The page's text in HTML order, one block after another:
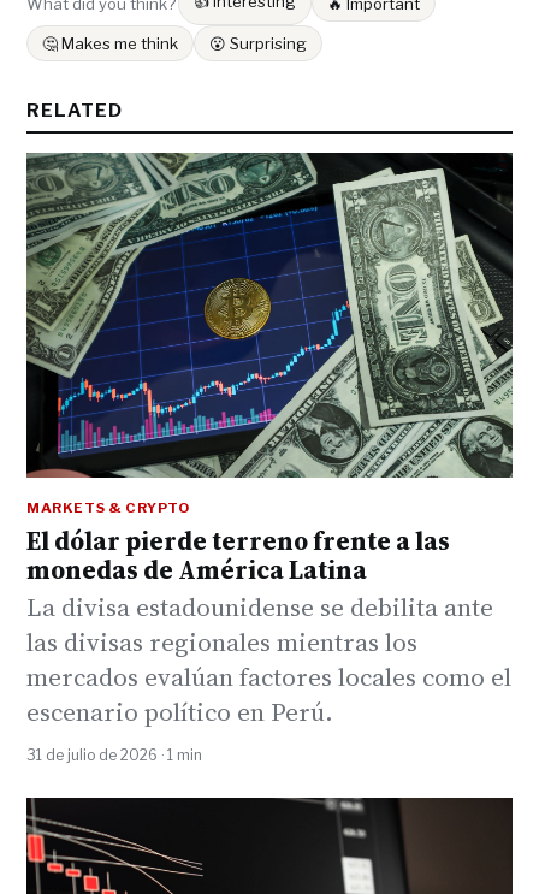
🔥 Important
🤔 Makes me think 😮 Surprising
RELATED
MARKETS & CRYPTO
El dólar pierde terreno frente a las
monedas de América Latina
La divisa estadounidense se debilita ante
las divisas regionales mientras los
mercados evalúan factores locales como el
escenario político en Perú.
31 de julio de 2026 · 1 min